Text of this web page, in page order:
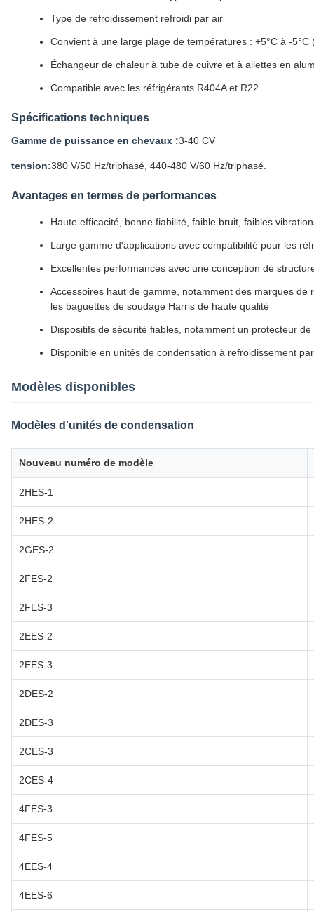
Type de refroidissement refroidi par air
Convient à une large plage de températures : +5°C à -
Échangeur de chaleur à tube de cuivre et à ailettes en
Compatible avec les réfrigérants R404A et R22
Spécifications techniques
Gamme de puissance en chevaux :3-40 CV
tension:380 V/50 Hz/triphasé, 440-480 V/60 Hz/triphasé.
Avantages en termes de performances
Haute efficacité, bonne fiabilité, faible bruit, faibles
Large gamme d'applications avec compatibilité pour les
Excellentes performances avec une conception de
Accessoires haut de gamme, notamment des marques
les baguettes de soudage Harris de haute qualité
Dispositifs de sécurité fiables, notamment un protecteur
Disponible en unités de condensation à refroidissement
Modèles disponibles
Modèles d'unités de condensation
Nouveau numéro de modèle
2HES-1
2HES-2
2GES-2
2FES-2
2FES-3
2EES-2
2EES-3
2DES-2
2DES-3
2CES-3
2CES-4
4FES-3
4FES-5
4EES-4
4EES-6